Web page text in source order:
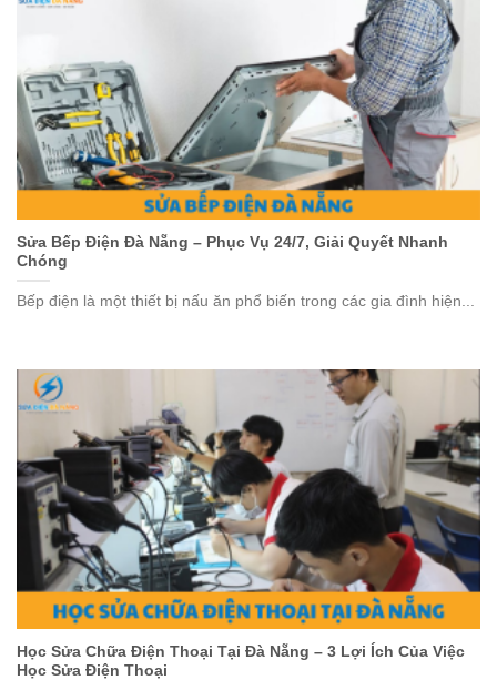
Sửa Bếp Điện Đà Nẵng – Phục Vụ 24/7, Giải Quyết Nhanh
Chóng
Bếp điện là một thiết bị nấu ăn phổ biến trong các gia đình hiện...
Học Sửa Chữa Điện Thoại Tại Đà Nẵng – 3 Lợi Ích Của Việc
Học Sửa Điện Thoại